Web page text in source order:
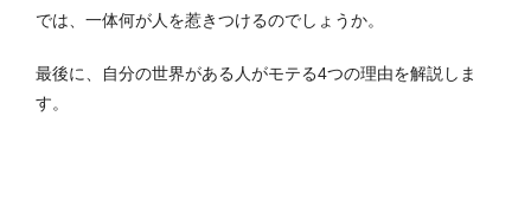
では、一体何が人を惹きつけるのでしょうか。
最後に、自分の世界がある人がモテる4つの理由を解説しま
す。